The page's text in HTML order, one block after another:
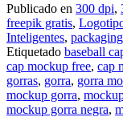
Publicado en 300 dpi,
freepik gratis,
Inteligentes, packaging
Etiquetado baseball
cap mockup free, cap
gorras, gorra, gorra
mockup gorra,
mockup gorra negra,